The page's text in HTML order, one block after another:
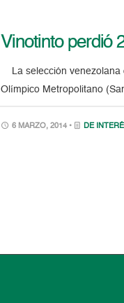
Vinotinto perdió
La selección venezolana
Olímpico Metropolitano
6 MARZO, 2014 • DE